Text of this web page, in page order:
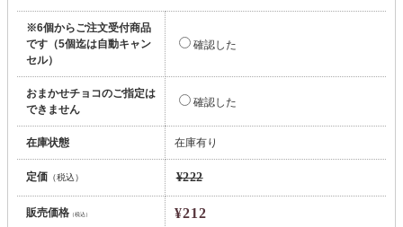
※6個からご注文受付商品
です（5個迄は自動キャン
セル）
確認した
おまかせチョコのご指定は
できません
確認した
在庫状態 在庫有り
定価（税込） ¥222
販売価格（税込） ¥212